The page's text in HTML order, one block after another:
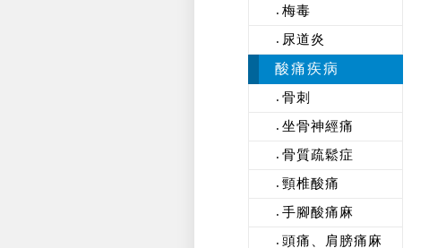
梅毒
尿道炎
酸痛疾病
骨刺
坐骨神經痛
骨質疏鬆症
頸椎酸痛
手腳酸痛麻
頭痛、肩膀痛麻